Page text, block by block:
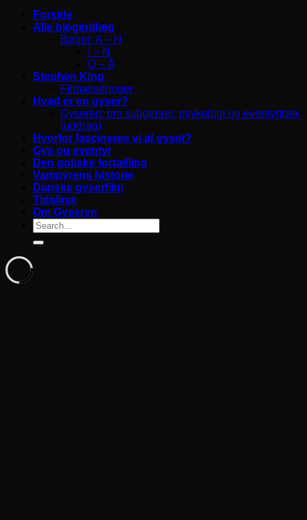
Forside
Alle blogindlæg
Bøger: A – H
I – N
O – Å
Stephen King
Filmatiseringer
Hvad er en gyser?
Gyseren: om subgenrer, psykologi og eventyrtræk
(uddrag)
Hvorfor fascineres vi af gyset?
Gys og eventyr
Den gotiske fortælling
Vampyrens historie
Danske gyserfilm
Tidslinje
Om Gyseren